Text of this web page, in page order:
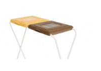
pentru saci menajeri
colectare selectiva
L, Jotta, 2
galben-